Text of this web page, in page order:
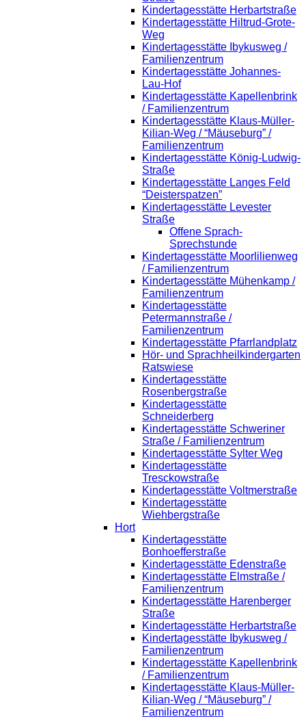
Kindertagesstätte Herbartstraße
Kindertagesstätte Hiltrud-Grote-
Weg
Kindertagesstätte Ibykusweg /
Familienzentrum
Kindertagesstätte Johannes-
Lau-Hof
Kindertagesstätte Kapellenbrink
/ Familienzentrum
Kindertagesstätte Klaus-Müller-
Kilian-Weg / “Mäuseburg” /
Familienzentrum
Kindertagesstätte König-Ludwig-
Straße
Kindertagesstätte Langes Feld
“Deisterspatzen”
Kindertagesstätte Levester
Straße
Offene Sprach-
Sprechstunde
Kindertagesstätte Moorlilienweg
/ Familienzentrum
Kindertagesstätte Mühenkamp /
Familienzentrum
Kindertagesstätte
Petermannstraße /
Familienzentrum
Kindertagesstätte Pfarrlandplatz
Hör- und Sprachheilkindergarten
Ratswiese
Kindertagesstätte
Rosenbergstraße
Kindertagesstätte
Schneiderberg
Kindertagesstätte Schweriner
Straße / Familienzentrum
Kindertagesstätte Sylter Weg
Kindertagesstätte
Tresckowstraße
Kindertagesstätte Voltmerstraße
Kindertagesstätte
Wiehbergstraße
Hort
Kindertagesstätte
Bonhoefferstraße
Kindertagesstätte Edenstraße
Kindertagesstätte Elmstraße /
Familienzentrum
Kindertagesstätte Harenberger
Straße
Kindertagesstätte Herbartstraße
Kindertagesstätte Ibykusweg /
Familienzentrum
Kindertagesstätte Kapellenbrink
/ Familienzentrum
Kindertagesstätte Klaus-Müller-
Kilian-Weg / “Mäuseburg” /
Familienzentrum